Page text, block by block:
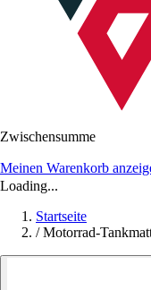
Zwischensumme
Meinen Warenkorb
Loading...
Startseite
/ Motorrad-